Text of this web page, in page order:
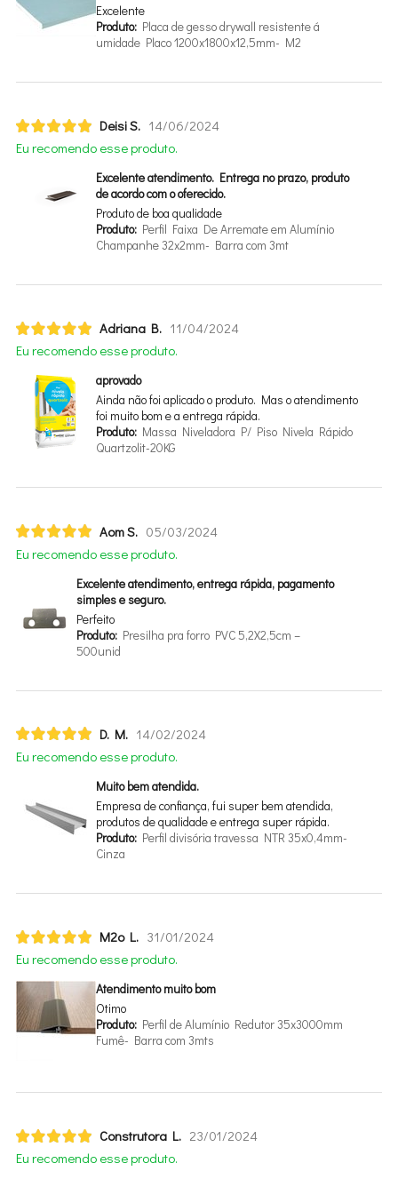
Excelente
Produto:Placa de gesso drywall resistente
umidade Placo 1200x1800x12,5mm- M2
Deisi S. 14/06/2024
Eu recomendo esse produto.
Excelente atendimento. Entrega no prazo, produto
de acordo com o oferecido.
Produto de boa qualidade
Produto:Perfil Faixa De Arremate em Alumínio
Champanhe 32x2mm- Barra com 3mt
Adriana B. 11/04/2024
Eu recomendo esse produto.
aprovado
Ainda não foi aplicado o produto. Mas o atendimento
foi muito bom e a entrega rápida.
Produto:Massa Niveladora P/ Piso Nivela Rápido
Quartzolit-20KG
Aom S. 05/03/2024
Eu recomendo esse produto.
Excelente atendimento, entrega rápida, pagamento
simples e seguro.
Perfeito
Produto:Presilha pra forro PVC 5,2X2,5cm –
500unid
D. M. 14/02/2024
Eu recomendo esse produto.
Muito bem atendida.
Empresa de confiança, fui super bem atendida,
produtos de qualidade e entrega super rápida.
Produto:Perfil divisória travessa NTR 35x0,4mm-
Cinza
M2o L. 31/01/2024
Eu recomendo esse produto.
Atendimento muito bom
Otimo
Produto:Perfil de Alumínio Redutor 35x3000mm
Fumê- Barra com 3mts
Construtora L. 23/01/2024
Eu recomendo esse produto.